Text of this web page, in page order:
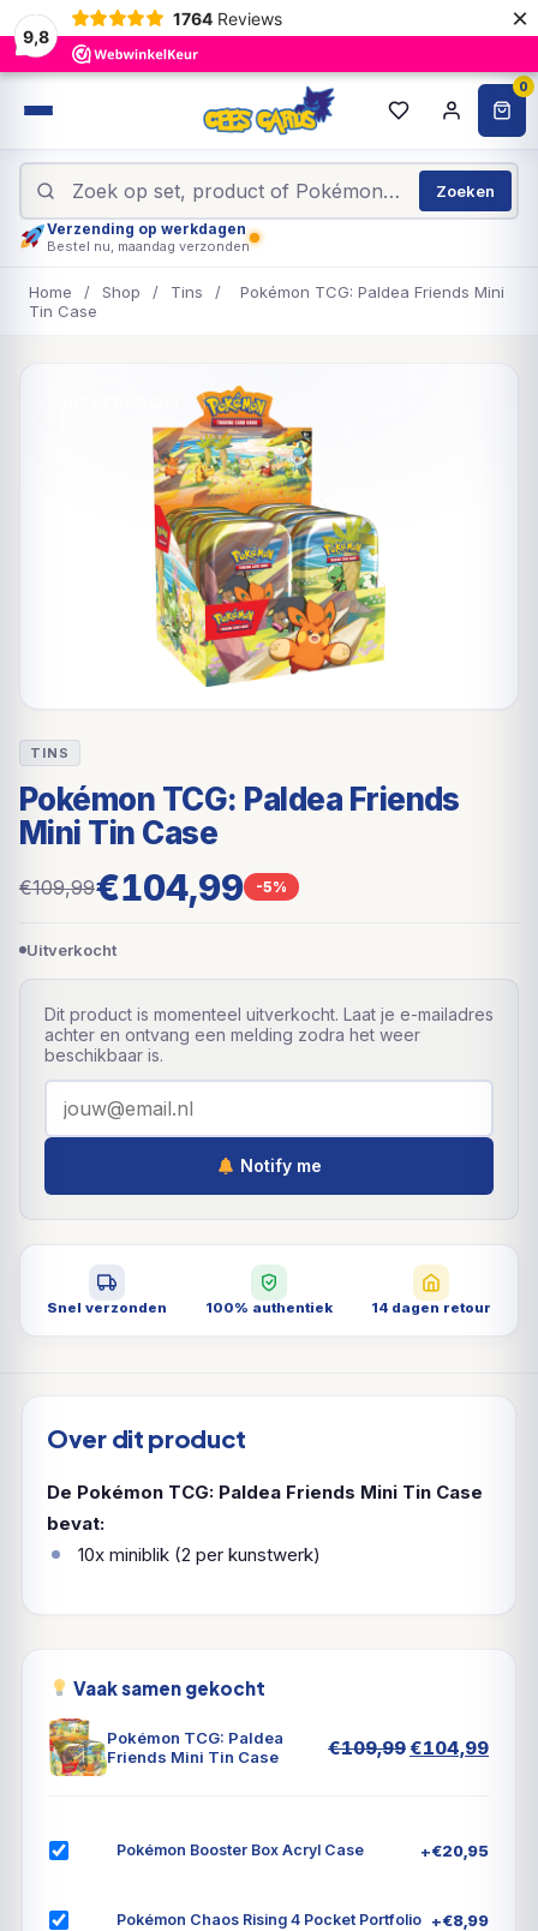
9,8
1764 Reviews ×
0
Zoeken
Verzending op werkdagen
Bestel nu, maandag verzonden
Home / Shop / Tins /
Pokémon TCG: Paldea Friends Mini
Tin Case
TINS
Pokémon TCG: Paldea Friends
Mini Tin Case
€109,99€104,99 -5%
Uitverkocht
Dit product is momenteel uitverkocht. Laat je e-mailadres
achter en ontvang een melding zodra het weer
beschikbaar is.
Notify me
Snel verzonden 100% authentiek 14 dagen retour
Over dit product
De Pokémon TCG: Paldea Friends Mini Tin Case
bevat:
10x miniblik (2 per kunstwerk)
Vaak samen gekocht
Pokémon TCG: Paldea
Friends Mini Tin Case
€109,99€104,99
Pokémon Booster Box Acryl Case +€20,95
Pokémon Chaos Rising 4 Pocket Portfolio +€8,99